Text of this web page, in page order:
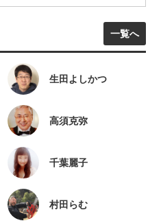
一覧へ
生田よしかつ
高須克弥
千葉麗子
村田らむ